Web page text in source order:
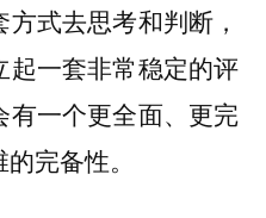
式去思考和判断，
起一套非常稳定的评
一个更全面、更完
完备性。